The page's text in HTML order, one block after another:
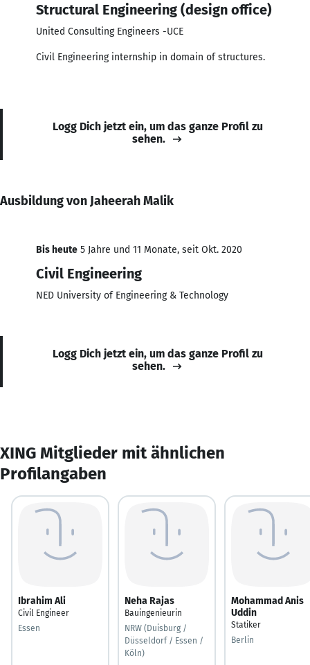
Structural Engineering (design office)
United Consulting Engineers -UCE
Civil Engineering internship in domain of structures.
Logg Dich jetzt ein, um das ganze Profil zu
sehen.
Ausbildung von Jaheerah Malik
Bis heute 5 Jahre und 11 Monate, seit Okt. 2020
Civil Engineering
NED University of Engineering & Technology
Logg Dich jetzt ein, um das ganze Profil zu
sehen.
XING Mitglieder mit ähnlichen
Profilangaben
Ibrahim Ali
Civil Engineer
Essen
Neha Rajas
Bauingenieurin
NRW (Duisburg /
Düsseldorf / Essen /
Köln)
Mohammad Anis
Uddin
Statiker
Berlin